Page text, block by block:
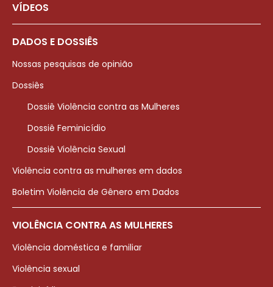
VÍDEOS
DADOS E DOSSIÊS
Nossas pesquisas de opinião
Dossiês
Dossiê Violência contra as Mulheres
Dossiê Feminicídio
Dossiê Violência Sexual
Violência contra as mulheres em dados
Boletim Violência de Gênero em Dados
VIOLÊNCIA CONTRA AS MULHERES
Violência doméstica e familiar
Violência sexual